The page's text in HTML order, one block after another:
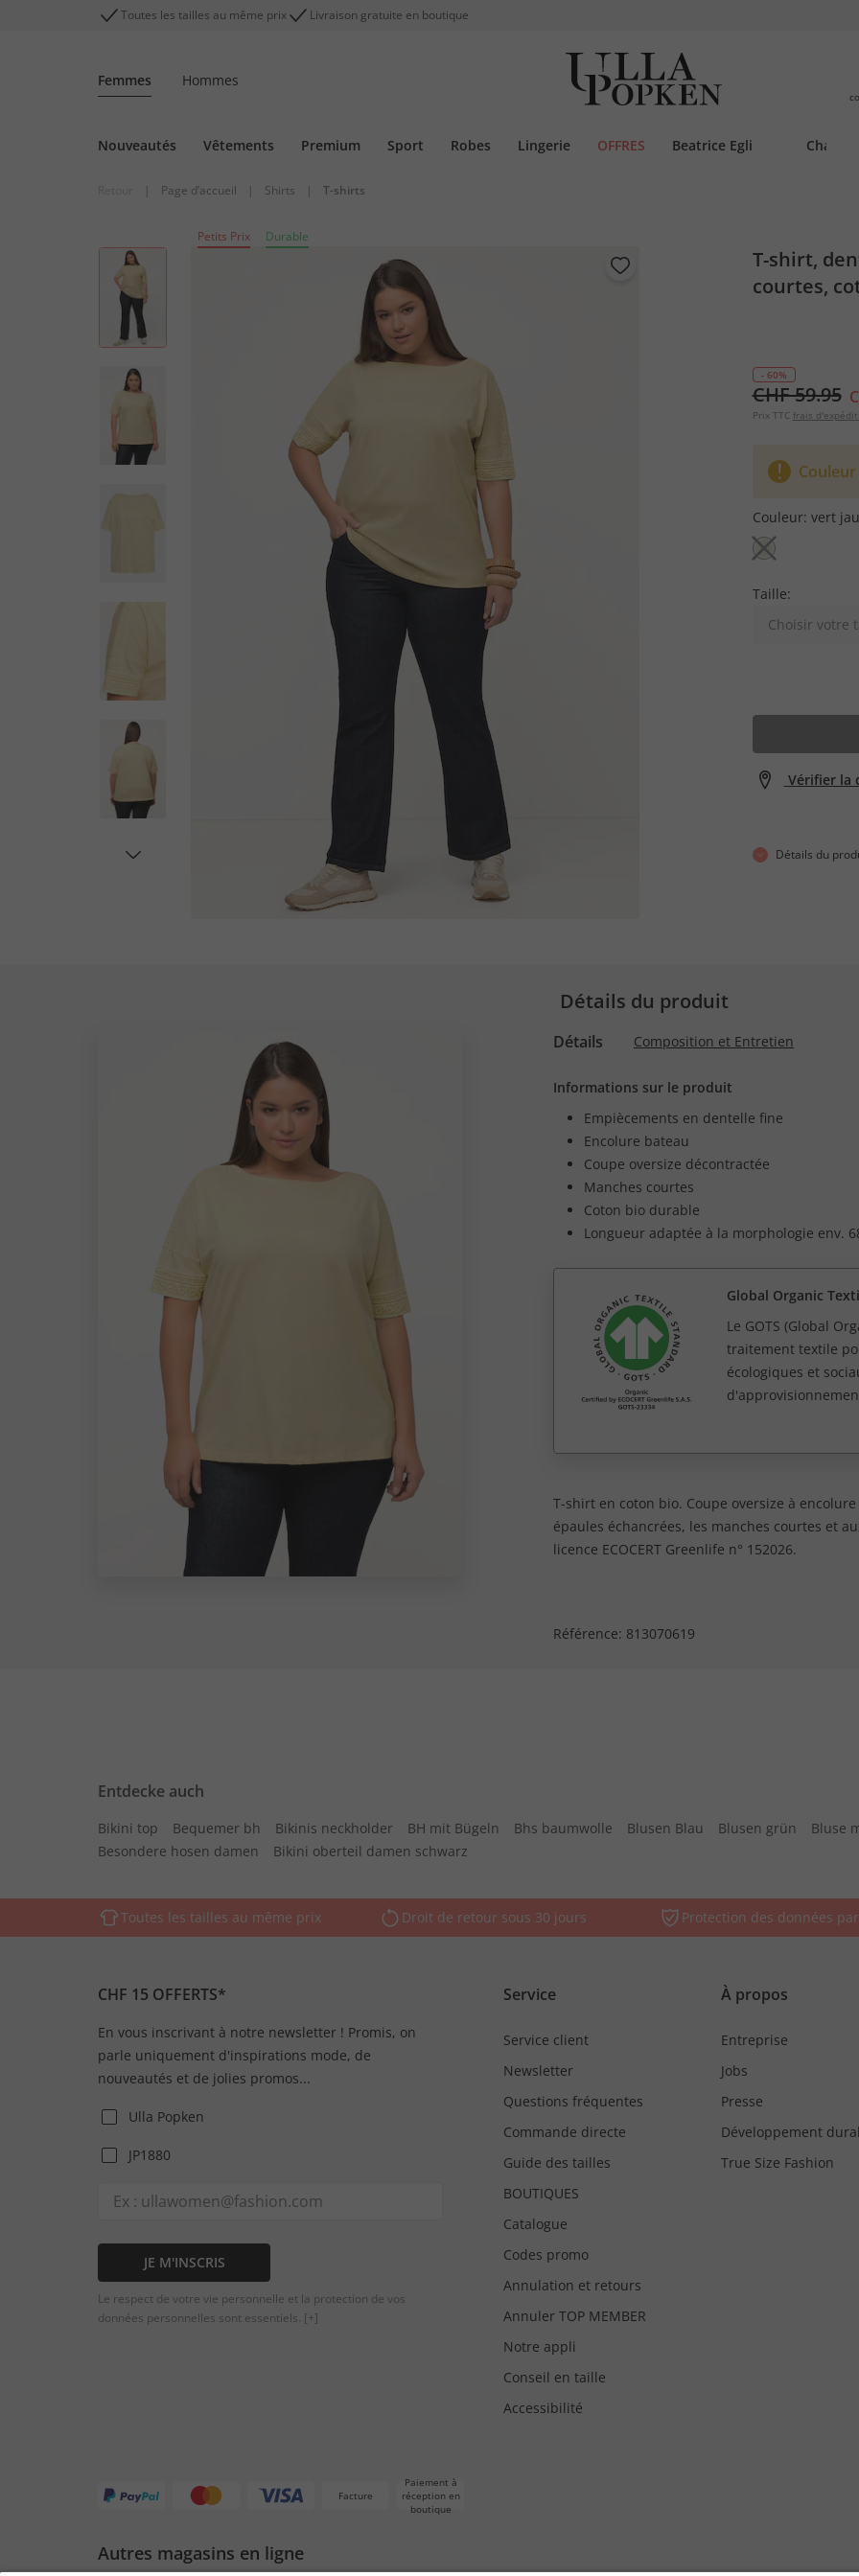
Toutes les tailles au même prix Livraison gratuite en boutique
Femmes Hommes
Nouveautés Vêtements Premium Sport Robes Lingerie OFFRES Beatrice Egli
| Page d’accueil | Shirts | T-shirts
Petits Prix Durable
T-shirt,
courtes,
- 60%
CHF 59.95
Prix TTC frais
Couleur: vert
Taille:
Choisir votre
Vérifier la
Détails du
Détails du produit
Détails Composition et Entretien
Informations sur le produit
Empiècements en dentelle fine
Encolure bateau
Coupe oversize décontractée
Manches courtes
Coton bio durable
Longueur adaptée à la morphologie env.
Global Organic
Le GOTS (Global
traitement textile
écologiques et
T-shirt en coton bio. Coupe oversize à
épaules échancrées, les manches courtes et
licence ECOCERT Greenlife n° 152026.
Référence: 813070619
Entdecke auch
Bikini top Bequemer bh Bikinis neckholder BH mit Bügeln Bhs baumwolle Blusen Blau Blusen grün
Bluse
Besondere hosen damen
Bikini oberteil damen schwarz
Toutes les tailles au même prix Droit de retour sous 30 jours Protection des données par
CHF 15 OFFERTS*
En vous inscrivant à notre newsletter ! Promis, on
parle uniquement d'inspirations mode, de
nouveautés et de jolies promos...
Ulla Popken
JP1880
JE M'INSCRIS
Le respect de votre vie personnelle et la protection de vos
données personnelles sont essentiels. [+]
Service
Service client
Newsletter
Questions fréquentes
Commande directe
Guide des tailles
BOUTIQUES
Catalogue
Codes promo
Annulation et retours
Annuler TOP MEMBER
Notre appli
Conseil en taille
Accessibilité
À propos
Entreprise
Jobs
Presse
Développement
True Size Fashion
Facture
Paiement à
réception en
boutique
Autres magasins en ligne